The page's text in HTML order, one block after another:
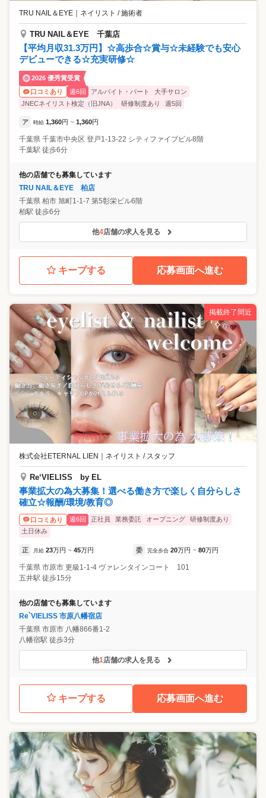
TRU NAIL＆EYE ネイリスト / 施術者
TRU NAIL＆EYE 千葉店
【平均月収31.3万円】☆高歩合☆賞与☆未経験でも安心
デビューできる☆充実研修☆
2026 優秀賞受賞
口コミあり
週6回 アルバイト・パート
大手サロン
JNECネイリスト検定（旧JNA）
研修制度あり 週5回
ア 時給 1,360円 ~ 1,360円
千葉県 千葉市中央区 登戸1-13-22 シティファイブビル8階
千葉駅 徒歩6分
他の店舗でも募集しています
TRU NAIL＆EYE 柏店
千葉県 柏市 旭町1-1-7 第5彰栄ビル6階
柏駅 徒歩6分
他4店舗の求人を見る
キープする 応募画面へ進む
掲載終了間近
株式会社ETERNAL LIEN ｜ ネイリスト / スタッフ
Re‘VIELISS by EL
事業拡大の為大募集！選べる働き方で楽しく自分らしさ
確立☆報酬/環境/教育◎
口コミあり 週6回 正社員 業務委託 オープニング
研修制度あり
土日休み
正 月給 23万円 ~ 45万円 委 完全歩合 20万円 ~ 80万円
千葉県 市原市 更級1-1-4 ヴァレンタインコート 101
五井駅 徒歩15分
他の店舗でも募集しています
Re`VIELISS 市原八幡宿店
千葉県 市原市 八幡866番1-2
八幡宿駅 徒歩3分
他1店舗の求人を見る
キープする 応募画面へ進む